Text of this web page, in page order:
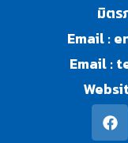
มิตร
Email :
Email :